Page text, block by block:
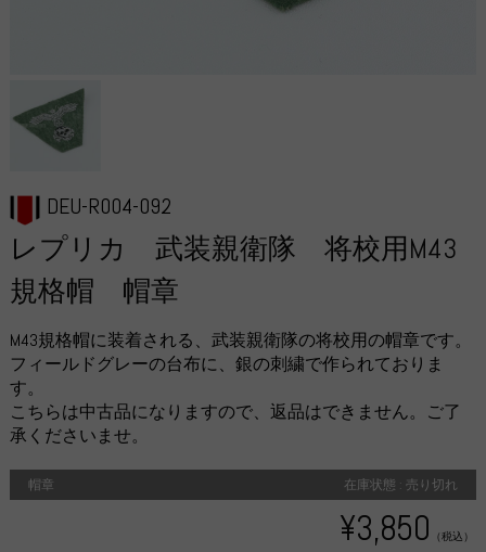
DEU-R004-092
レプリカ 武装親衛隊 将校用M43
規格帽 帽章
M43規格帽に装着される、武装親衛隊の将校用の帽章です。
フィールドグレーの台布に、銀の刺繍で作られておりま
す。
こちらは中古品になりますので、返品はできません。ご了
承くださいませ。
帽章 在庫状態 : 売り切れ
¥3,850 （税込）